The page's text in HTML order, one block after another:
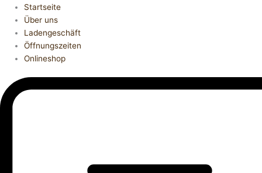
Startseite
Über uns
Ladengeschäft
Öffnungszeiten
Onlineshop